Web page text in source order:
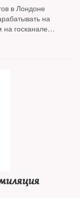
в Лондоне
на
госканале
и ассимиляция